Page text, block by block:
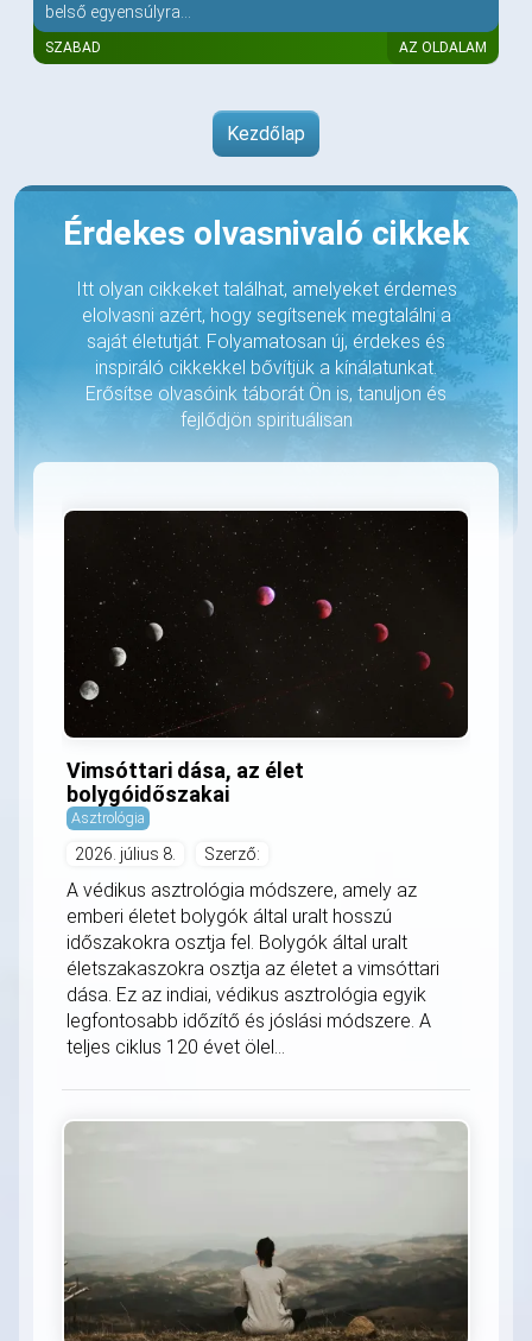
belső egyensúlyra...
SZABAD AZ OLDALAM
Kezdőlap
Érdekes olvasnivaló cikkek
Itt olyan cikkeket találhat, amelyeket érdemes
elolvasni azért, hogy segítsenek megtalálni a
saját életutját. Folyamatosan új, érdekes és
inspiráló cikkekkel bővítjük a kínálatunkat.
Erősítse olvasóink táborát Ön is, tanuljon és
fejlődjön spirituálisan
Vimsóttari dása, az élet
bolygóidőszakai
Asztrológia
2026. július 8. Szerző:
A védikus asztrológia módszere, amely az
emberi életet bolygók által uralt hosszú
időszakokra osztja fel. Bolygók által uralt
életszakaszokra osztja az életet a vimsóttari
dása. Ez az indiai, védikus asztrológia egyik
legfontosabb időzítő és jóslási módszere. A
teljes ciklus 120 évet ölel...